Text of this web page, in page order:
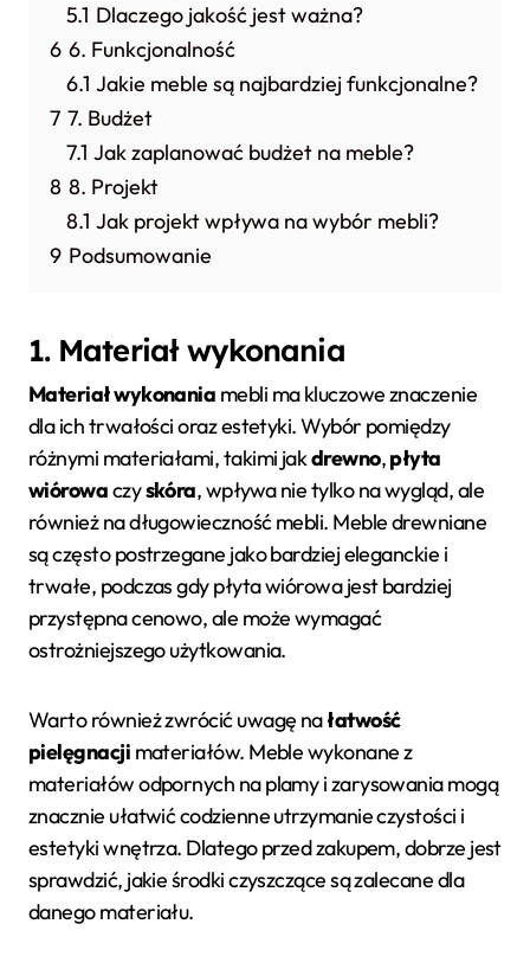
5.1 Dlaczego jakość jest ważna?
6 6. Funkcjonalność
6.1 Jakie meble są najbardziej funkcjonalne?
7 7. Budżet
7.1 Jak zaplanować budżet na meble?
8 8. Projekt
8.1 Jak projekt wpływa na wybór mebli?
9 Podsumowanie
1. Materiał wykonania
Materiał wykonania mebli ma kluczowe znaczenie
dla ich trwałości oraz estetyki. Wybór pomiędzy
różnymi materiałami, takimi jakdrewno,płyta
wiórowaczyskóra, wpływa nie tylko na wygląd, ale
również na długowieczność mebli. Meble drewniane
są często postrzegane jako bardziej eleganckie i
trwałe, podczas gdy płyta wiórowa jest bardziej
przystępna cenowo, ale może wymagać
ostrożniejszego użytkowania.
Warto również zwrócić uwagę nałatwość
pielęgnacji materiałów. Meble wykonane z
materiałów odpornych na plamy i zarysowania mogą
znacznie ułatwić codzienne utrzymanie czystości i
estetyki wnętrza. Dlatego przed zakupem, dobrze jest
sprawdzić, jakie środki czyszczące są zalecane dla
danego materiału.